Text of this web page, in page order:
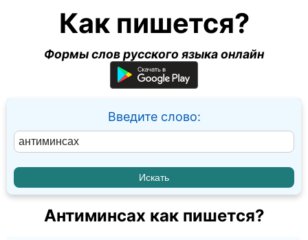
Как пишется?
Формы слов русского языка онлайн
Введите слово:
Антиминсах как пишется?